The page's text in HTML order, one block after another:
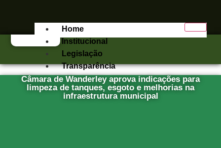
Home
Institucional
Legislação
Transparência
e-SIC
Câmara de Wanderley aprova indicações para
limpeza de tanques, esgoto e melhorias na
infraestrutura municipal